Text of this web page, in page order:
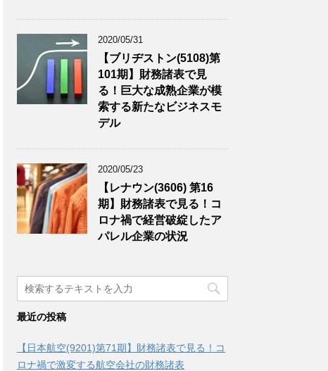
2020/05/31
【ブリヂストン(5108)第
101期】財務諸表で見
る！巨大な成熟企業が模
索する新たなビジネスモ
デル
2020/05/23
【レナウン(3606) 第16
期】財務諸表で見る！コ
ロナ禍で経営破綻したア
パレル企業の状況
最近の投稿
【日本航空(9201)第71期】財務諸表で見る！コ
ロナ禍で激変する航空会社の財務諸表